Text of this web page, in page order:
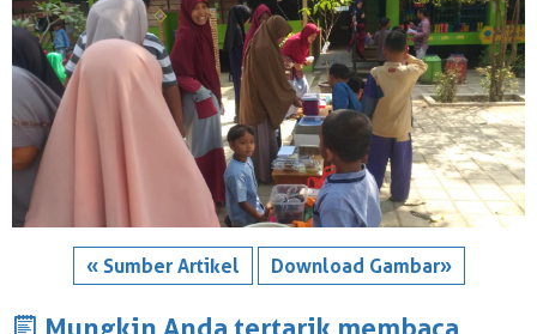
« Sumber Artikel Download Gambar»
J Mungkin Anda tertarik membaca